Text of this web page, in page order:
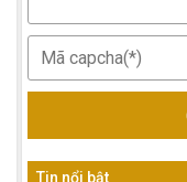
Tin nổi bật